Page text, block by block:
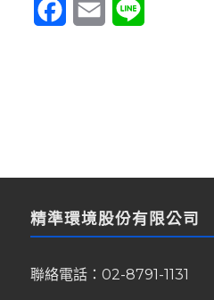
Facebook
Email
精準環境股份有限公司
聯絡電話： 02-8791-1131